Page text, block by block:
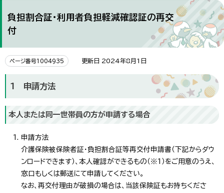
負担割合証・利用者負担軽減確認証の再交
付
ページ番号1004935 更新日 2024年8月1日
1 申請方法
本人または同一世帯員の方が申請する場合
申請方法
介護保険被保険者証・負担割合証等再交付申請書（下記からダウ
ンロードできます）、本人確認ができるもの（※1）をご用意のうえ、
窓口もしくは郵送にて申請してください。
なお、再交付理由が破損の場合は、当該保険証もお持ちくださ